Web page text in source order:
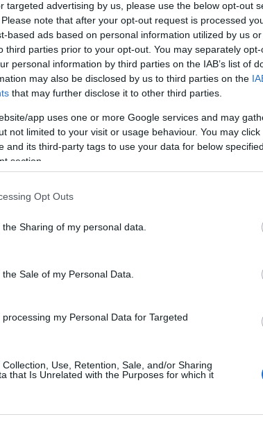
targeted advertising by us, please use the below opt-out
note that after your opt-out request is processed
based ads based on personal information utilized by us
third parties prior to your opt-out. You may separately
personal information by third parties on the IAB’s list of
may also be disclosed by us to third parties on the
that may further disclose it to other third parties.
app uses one or more Google services and may
not limited to your visit or usage behaviour. You may
and its third-party tags to use your data for below
section.
Opt Outs
Sharing of my personal data.
Sale of my Personal Data.
my Personal Data for Targeted
Use, Retention, Sale, and/or Sharing
that Is Unrelated with the Purposes for which it
istván
könyv
emma
2018